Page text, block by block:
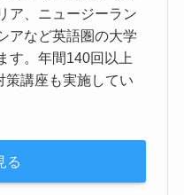
ア、ニュージーラン
アなど英語圏の大学
す。年間140回以上
策講座も実施してい
る